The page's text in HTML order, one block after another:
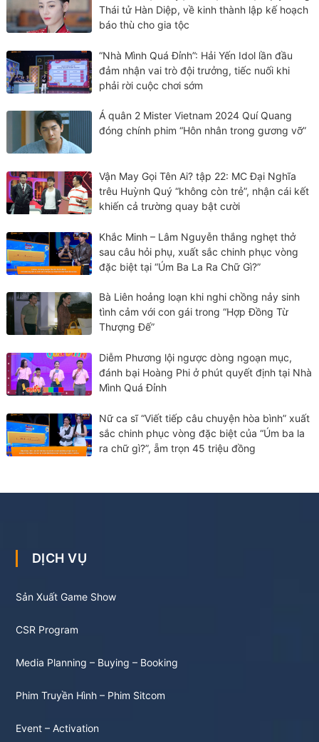
Thái tử Hàn Diệp, về kinh thành lập kế hoạch
báo thù cho gia tộc
“Nhà Mình Quá Đỉnh”: Hải Yến Idol lần đầu
đảm nhận vai trò đội trưởng, tiếc nuối khi
phải rời cuộc chơi sớm
Á quân 2 Mister Vietnam 2024 Quí Quang
đóng chính phim “Hôn nhân trong gương vỡ”
Vận May Gọi Tên Ai? tập 22: MC Đại Nghĩa
trêu Huỳnh Quý “không còn trẻ”, nhận cái kết
khiến cả trường quay bật cười
Khắc Minh – Lâm Nguyễn thắng nghẹt thở
sau câu hỏi phụ, xuất sắc chinh phục vòng
đặc biệt tại “Úm Ba La Ra Chữ Gì?”
Bà Liên hoảng loạn khi nghi chồng nảy sinh
tình cảm với con gái trong “Hợp Đồng Từ
Thượng Đế”
Diễm Phương lội ngược dòng ngoạn mục,
đánh bại Hoàng Phi ở phút quyết định tại Nhà
Mình Quá Đỉnh
Nữ ca sĩ “Viết tiếp câu chuyện hòa bình” xuất
sắc chinh phục vòng đặc biệt của “Úm ba la
ra chữ gì?”, ẵm trọn 45 triệu đồng
DỊCH VỤ
Sản Xuất Game Show
CSR Program
Media Planning – Buying – Booking
Phim Truyền Hình – Phim Sitcom
Event – Activation